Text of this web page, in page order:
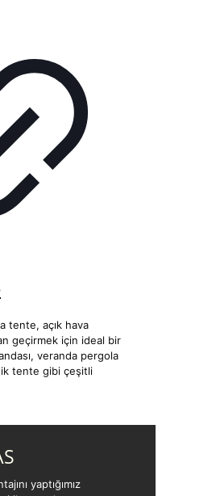
tente, açık hava
geçirmek için ideal bir
veranda pergola
tente gibi çeşitli
yaptığımız